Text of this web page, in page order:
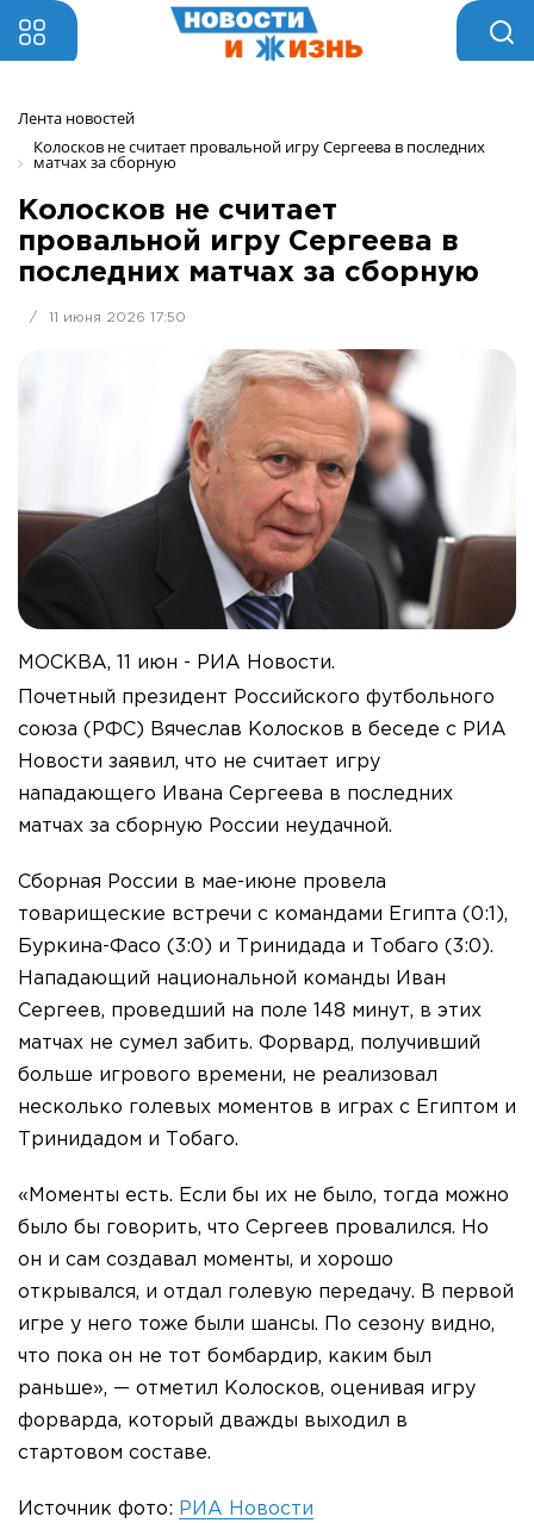
Лента новостей
Колосков не считает провальной игру Сергеева в последних
матчах за сборную
Колосков не считает
провальной игру Сергеева в
последних матчах за сборную
/ 11 июня 2026 17:50
МОСКВА, 11 июн - РИА Новости.
Почетный президент Российского футбольного
союза (РФС) Вячеслав Колосков в беседе с РИА
Новости заявил, что не считает игру
нападающего Ивана Сергеева в последних
матчах за сборную России неудачной.
Сборная России в мае-июне провела
товарищеские встречи с командами Египта (0:1),
Буркина-Фасо (3:0) и Тринидада и Тобаго (3:0).
Нападающий национальной команды Иван
Сергеев, проведший на поле 148 минут, в этих
матчах не сумел забить. Форвард, получивший
больше игрового времени, не реализовал
несколько голевых моментов в играх с Египтом и
Тринидадом и Тобаго.
«Моменты есть. Если бы их не было, тогда можно
было бы говорить, что Сергеев провалился. Но
он и сам создавал моменты, и хорошо
открывался, и отдал голевую передачу. В первой
игре у него тоже были шансы. По сезону видно,
что пока он не тот бомбардир, каким был
раньше», — отметил Колосков, оценивая игру
форварда, который дважды выходил в
стартовом составе.
Источник фото: РИА Новости